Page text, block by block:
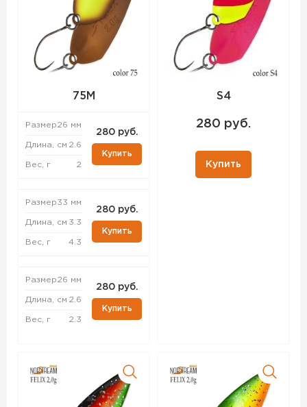
75M
Размер26 мм
Длина, см 2.6
Вес, г 2
280 руб.
Купить
Размер33 мм
Длина, см 3.3
Вес, г 4.3
280 руб.
Купить
Размер26 мм
Длина, см 2.6
Вес, г 2.3
280 руб.
Купить
S4
280 руб.
Купить